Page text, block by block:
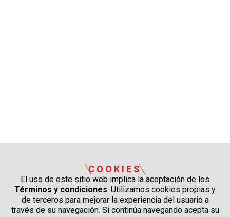
COOKIES
El uso de este sitio web implica la aceptación de los
Términos y condiciones. Utilizamos cookies propias y
de terceros para mejorar la experiencia del usuario a
través de su navegación. Si continúa navegando acepta su